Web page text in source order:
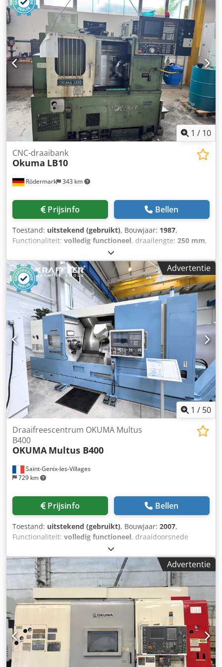
Draaidoorsnede boven bed: 400 mm Max. bewerkbare
lengte: 700 mm Dcodpfx Apjzhwnrjhsk X / Z-slagen:
192/700 mm Slag tegenover spindel (W-as): 730 mm C-as:
0,001° Snelle verplaatsing X / Z: 30/32 m/min
Hoofdspindeltoerental: 5000 t/min Motor: 11 / 7,5 kW 2
turrets: 12 posities Machine-afmetingen: 2700 x 2000 x
1980 mm Machinegewicht: 7000 kg Uitrusting: 2 turrets
met 12 stations VDI 30 Meetgereedschap IRCO SiMag
1 / 10
Rödermark 343 km
CNC-draaibank
Okuma LB10
Prijsinfo Bellen
Toestand: uitstekend (gebruikt), Bouwjaar: 1987,
Functionaliteit: volledig functioneel, draailengte: 250 mm,
, spil doorgang:
spilsnelheid (max.):6.000 rpm, spindelsnelheid (min.):60
rpm, verplaatsingsafstand X-as:150 mm,
verplaatsingsafstand Z-as:285 mm, spil-motorvermogen:
7.500 W, snelle verplaatsing X-as: 20 m/min, snelle
verplaatsing Z-as: 25 m/min, toerental (min.):60 rpm
toerental (max.):6.000 rpm, draaidiameter boven de
dwarsslede:
150 mm, draaidiameter boven het bed-slede:
250 mm , type ingangsstroom:driefasig , balkdoorvoer: 45
mm, buitendiameter van de klauwplaat: 203 mm
spilneus: A2-5, Uitrusting:documentatie / handleiding ,
Gewicht: ca. 4.000 kg Afmetingen: ca. 2000 × 1700 × 2000
mm Dedpjy T Haksfx Aphjck
Advertentie
1 / 50
Saint-Genix-les-Villages
729 km
Draaifreescentrum OKUMA Multus
B400
OKUMA Multus B400
Prijsinfo Bellen
Toestand: uitstekend (gebruikt), Bouwjaar: 2007,
Functionaliteit: volledig functioneel, draaidoorsnede
710 mm
spil-motorvermogen:11.000 W, spindelsnelheid (min.):38
rpm, spilsnelheid (max.): 3.800 rpm, verplaatsingsafstand
X-as:
690 mm, verplaatsing Y-as:
verplaatsingsafstand Z-as:1.545 mm, snelle verplaatsing
X-as:4 m/min, snelle verplaatsing Y-as:26 m/min, snelle
verplaatsing Z-as:
40 m/min , toerental (max.): 6.000 rpm,
type ingangsstroom:
driefasig, spilneus:JIS A2-8
totaalgewicht:
14.000 kg, gereedschapslengte:300 mm,
gereedschapsgewicht:
10 g , verplaatsingsafstand W-as:
1.550 mm, Uitrusting:documentatie / handleiding,
Draaifreescentrum OKUMA Multus B400 TECHNISCHE
Advertentie